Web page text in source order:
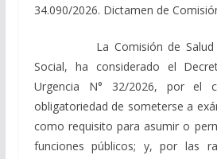
34.090/2026. Dictamen de
La Comisión de Salud
Social, ha considerado el
Urgencia N° 32/2026, por el
obligatoriedad de someterse a
como requisito para asumir o
funciones públicos; y, por las